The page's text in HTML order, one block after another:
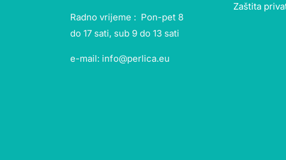
Radno vrijeme : Pon-pet 8
do 17 sati, sub 9 do 13 sati
e-mail: info@perlica.eu
Zaštita